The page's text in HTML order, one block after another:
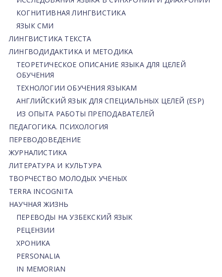
КОГНИТИВНАЯ ЛИНГВИСТИКА
ЯЗЫК СМИ
ЛИНГВИСТИКА ТЕКСТА
ЛИНГВОДИДАКТИКА И МЕТОДИКА
ТЕОРЕТИЧЕСКОЕ ОПИСАНИЕ ЯЗЫКА ДЛЯ ЦЕЛЕЙ
ОБУЧЕНИЯ
ТЕХНОЛОГИИ ОБУЧЕНИЯ ЯЗЫКАМ
АНГЛИЙСКИЙ ЯЗЫК ДЛЯ СПЕЦИАЛЬНЫХ ЦЕЛЕЙ (ESP)
ИЗ ОПЫТА РАБОТЫ ПРЕПОДАВАТЕЛЕЙ
ПЕДАГОГИКА. ПСИХОЛОГИЯ
ПЕРЕВОДОВЕДЕНИЕ
ЖУРНАЛИСТИКА
ЛИТЕРАТУРА И КУЛЬТУРА
ТВОРЧЕСТВО МОЛОДЫХ УЧЕНЫХ
TERRA INCOGNITA
НАУЧНАЯ ЖИЗНЬ
ПЕРЕВОДЫ НА УЗБЕКСКИЙ ЯЗЫК
РЕЦЕНЗИИ
ХРОНИКА
PERSONALIA
IN MEMORIAN